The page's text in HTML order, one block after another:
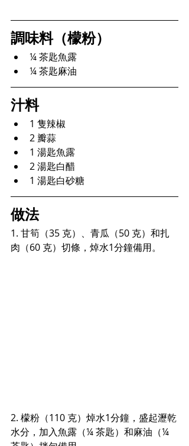
調味料（檬粉）
¼ 茶匙魚露
¼ 茶匙麻油
汁料
1 隻辣椒
2 瓣蒜
1 湯匙魚露
2 湯匙白醋
1 湯匙白砂糖
做法
1. 甘筍（35 克）、青瓜（50 克）和扎
肉（60 克）切條，焯水1分鐘備用。
2. 檬粉（110 克）焯水1分鐘，盛起瀝乾
水分，加入魚露（¼ 茶匙）和麻油（¼